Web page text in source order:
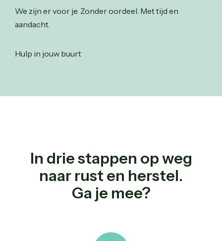
We zijn er voor je. Zonder oordeel. Met tijd en
aandacht.
Hulp in jouw buurt
In drie stappen op weg
naar rust en herstel.
Ga je mee?